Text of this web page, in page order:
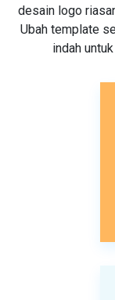
desain logo
Ubah template
indah